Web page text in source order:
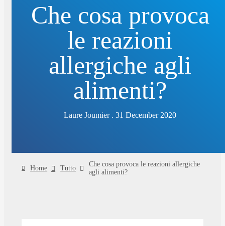
Che cosa provoca
le reazioni
allergiche agli
alimenti?
Laure Joumier . 31 December 2020
Home Tutto
Che cosa provoca le reazioni allergiche
agli alimenti?